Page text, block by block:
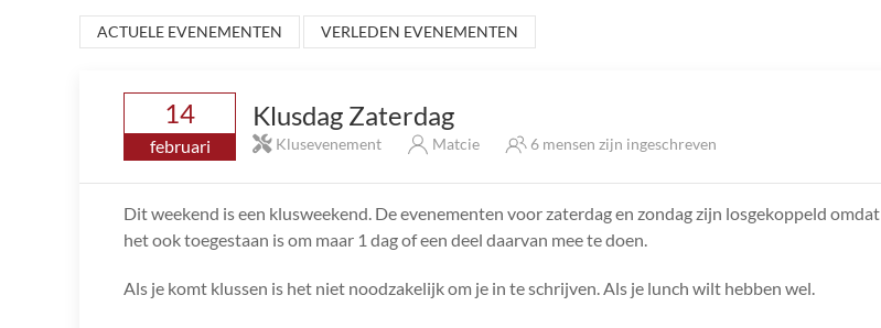
ACTUELE EVENEMENTEN VERLEDEN EVENEMENTEN
14
februari
Klusdag Zaterdag
Klusevenement Matcie 6 mensen zijn ingeschreven
Dit weekend is een klusweekend. De evenementen voor zaterdag en zondag zijn losgekoppeld omdat
het ook toegestaan is om maar 1 dag of een deel daarvan mee te doen.
Als je komt klussen is het niet noodzakelijk om je in te schrijven. Als je lunch wilt hebben wel.